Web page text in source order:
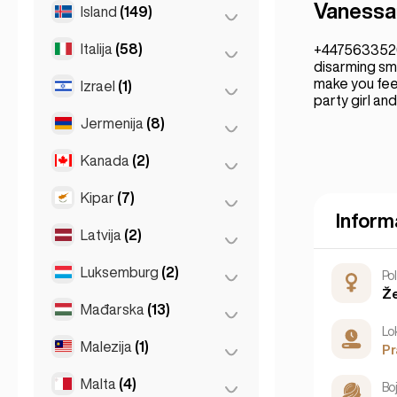
Dublin (1)
Island (149)
Rejkjavik (149)
Italija (58)
Firenca (3)
Milano
Torino (1)
Izrael (1)
Tel Aviv (1)
Jermenija (8)
Jerevan (8)
Kanada (2)
Toronto (2)
Kipar (7)
Larnaka (2)
Limasol
Latvija (2)
Riga (2)
Luksemburg (2)
Luksemburg (2)
Mađarska (13)
Budimpešta (8)
Debrecin
Malezija (1)
Kuala Lumpur (1)
Malta (4)
Vanessa
disarming
make you
party girl
Pol